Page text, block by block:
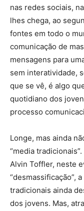
nas redes sociais,
lhes chega, ao
fontes em todo o
comunicação de
mensagens para
sem interatividade,
que se vê, é algo
quotidiano dos
processo
Longe, mas ainda
“media
Alvin Toffler, neste
“desmassificação”,
tradicionais ainda
dos jovens. Mas,